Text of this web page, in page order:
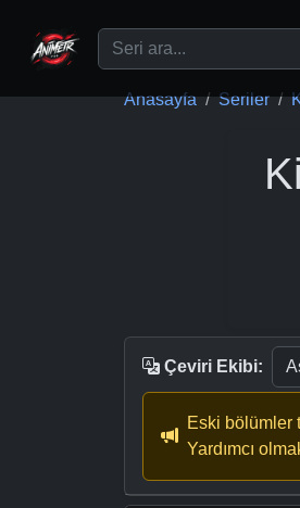
Anasayfa Seriler
Çeviri Ekibi:
Eski bölümler
Yardımcı